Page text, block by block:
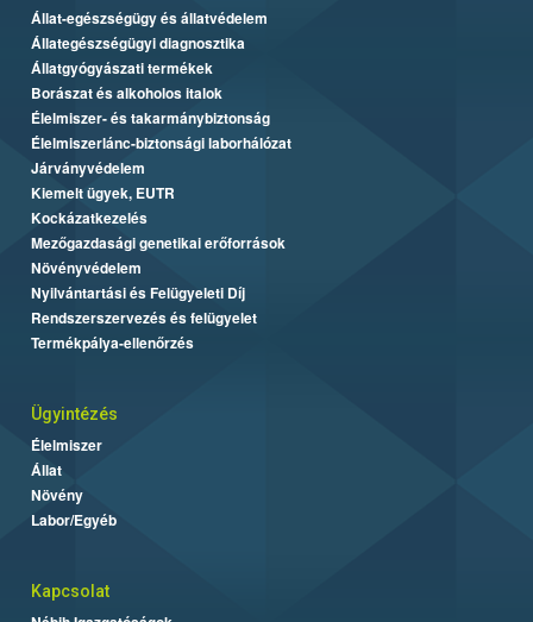
Állat-egészségügy és állatvédelem
Állategészségügyi diagnosztika
Állatgyógyászati termékek
Borászat és alkoholos italok
Élelmiszer- és takarmánybiztonság
Élelmiszerlánc-biztonsági laborhálózat
Járványvédelem
Kiemelt ügyek, EUTR
Kockázatkezelés
Mezőgazdasági genetikai erőforrások
Növényvédelem
Nyilvántartási és Felügyeleti Díj
Rendszerszervezés és felügyelet
Termékpálya-ellenőrzés
Ügyintézés
Élelmiszer
Állat
Növény
Labor/Egyéb
Kapcsolat